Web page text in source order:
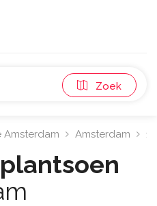
Zoek
Amsterdam Amsterdam